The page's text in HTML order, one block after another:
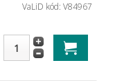
VaLiD kód: V84967